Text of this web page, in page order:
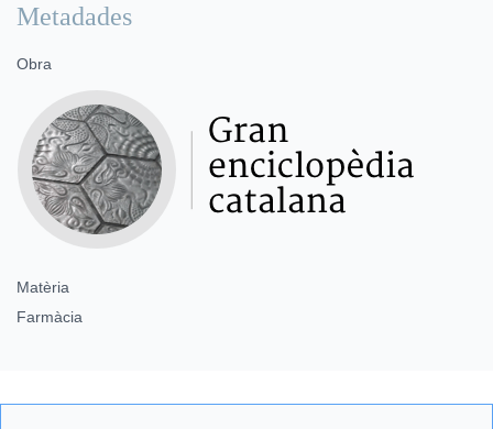
Metadades
Obra
Matèria
Farmàcia